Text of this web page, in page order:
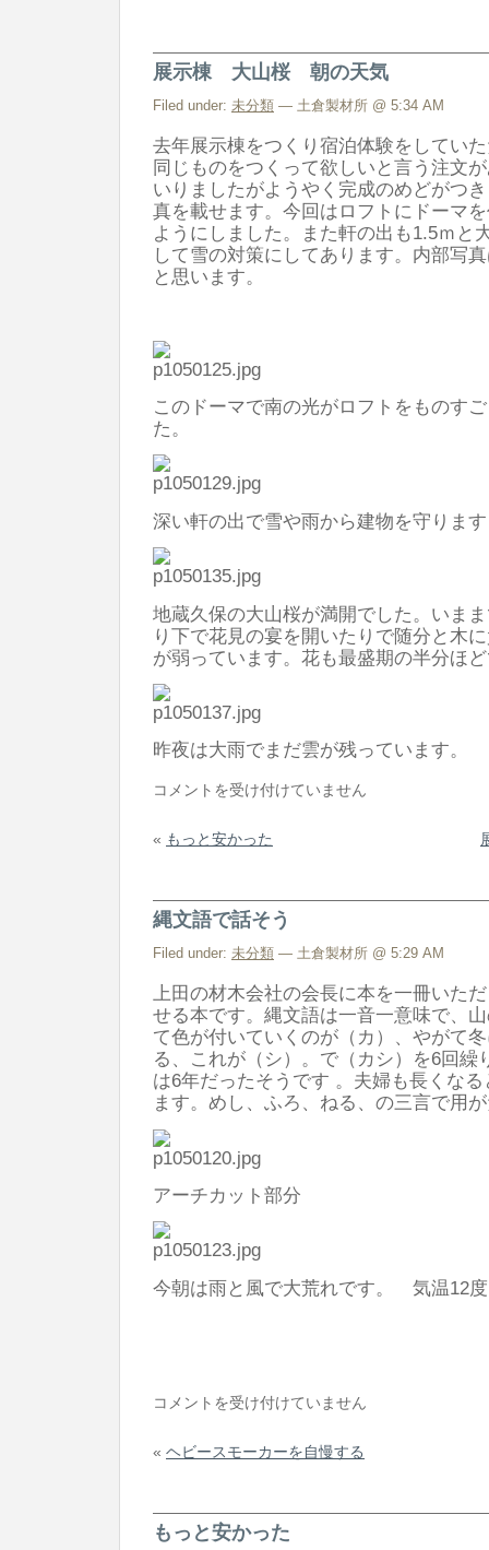
モ
は
展示棟 大山桜 朝の天気
Filed under: 未分類 — 土倉製材所 @ 5:34 AM
去年展示棟をつくり宿泊体験をしてい
同じものをつくって欲しいと言う注文
いりましたがようやく完成のめどがつ
真を載せます。今回はロフトにドーマ
ようにしました。また軒の出も1.5ｍと
して雪の対策にしてあります。内部写
と思います。
このドーマで南の光がロフトをものす
た。
深い軒の出で雪や雨から建物を守ります
地蔵久保の大山桜が満開でした。いま
り下で花見の宴を開いたりで随分と木
が弱っています。花も最盛期の半分ほ
昨夜は大雨でまだ雲が残っていま
展
棟
山
桜
朝
天
気
は
コメントを受け付けていません
« もっと安かった
縄文語で話そう
Filed under: 未分類 — 土倉製材所 @ 5:29 AM
上田の材木会社の会長に本を一冊いた
せる本です。縄文語は一音一意味で、
て色が付いていくのが（カ）、やがて
る、これが（シ）。で（カシ）を6回繰
は6年だったそうです 。夫婦も長くな
ます。めし、ふろ、ねる、の三言で用
アーチカット部分
今朝は雨と風で大荒れです。 気温12度
縄
語
話
そ
コメントを受け付けていません
« ヘビースモーカーを自慢する
もっと安かった